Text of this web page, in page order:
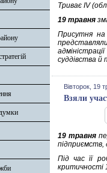
Триває ІV
19 травня
Присутня на
адміністрації
суддівства й
Вівторок, 19
Взяли
19 травня
підприємств,
Під час її
критичності